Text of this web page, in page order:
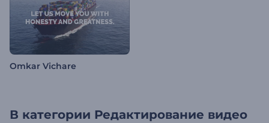
Omkar Vichare
В категории Редактирование видео